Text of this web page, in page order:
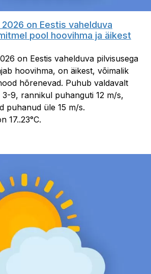
on Eestis vahelduva
pool hoovihma ja äikest
on Eestis vahelduva pilvisusega
hoovihma, on äikest, võimalik
hõrenevad. Puhub valdavalt
9, rannikul puhanguti 12 m/s,
puhanud üle 15 m/s.
17..23°C.